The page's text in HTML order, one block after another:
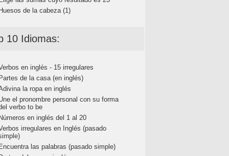
de la cabeza (1)
10 Idiomas:
en inglés - 15 irregulares
de la casa (en inglés)
la ropa en inglés
el pronombre personal con su forma
verbo to be
en inglés del 1 al 20
irregulares en Inglés (pasado
las palabras (pasado simple)